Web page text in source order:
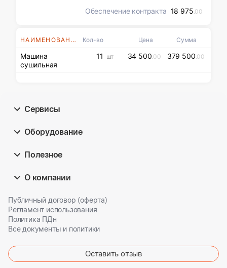
Обеспечение контракта 18 975.00
НАИМЕНОВАНИЯ Кол-во Цена Сумма
Машина
сушильная
11 шт 34 500.00 379 500.00
Сервисы
Оборудование
Полезное
О компании
Публичный договор (оферта)
Регламент использования
Политика ПДн
Все документы и политики
Оставить отзыв